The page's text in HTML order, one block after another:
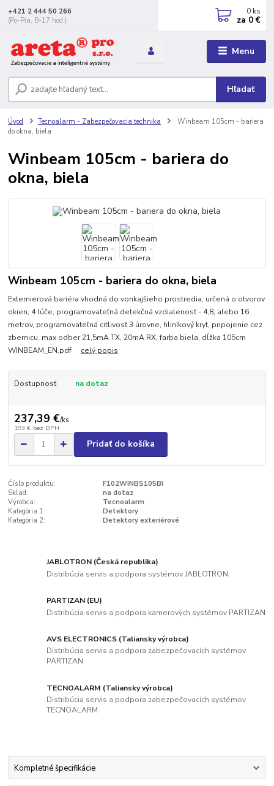
Menu
Hľadať
+421 2 444 50 266
(Po-Pia, 8-17 hod.)
0 ks
za 0 €
Úvod Tecnoalarm - Zabezpečovacia technika
Winbeam 105cm - bariera
do okna, biela
Winbeam 105cm - bariera do
okna, biela
Winbeam 105cm - bariera do okna, biela
Externierová bariéra vhodná do vonkajšieho prostredia, určená o otvorov
okien, 4 lúče, programovateľná detekčná vzdialenosť - 4,8, alebo 16
metrov, programovateľná citlivosť 3 úrovne, hliníkový kryt, pripojenie cez
zbernicu, max odber 21,5mA TX, 20mA RX, farba biela, dĺžka 105cm
WINBEAM_EN.pdf celý popis
Dostupnosť na dotaz
237,39 €/ks
193 € bez DPH
Pridať do košíka
Číslo produktu:
F102WINBS105BI
Sklad:
na dotaz
Výrobca:
Tecnoalarm
Kategória 1:
Detektory
Kategória 2:
Detektory exteriérové
JABLOTRON (Česká republika)
Distribúcia servis a podpora systémov JABLOTRON
PARTIZAN (EU)
Distribúcia servis a podpora kamerových systémov PARTIZAN
AVS ELECTRONICS (Taliansky výrobca)
Distribúcia servis a podpora zabezpečovacích systémov
PARTIZAN
TECNOALARM (Taliansky výrobca)
Distribúcia servis a podpora zabezpečovacích systémov
TECNOALARM
Kompletné špecifikácie